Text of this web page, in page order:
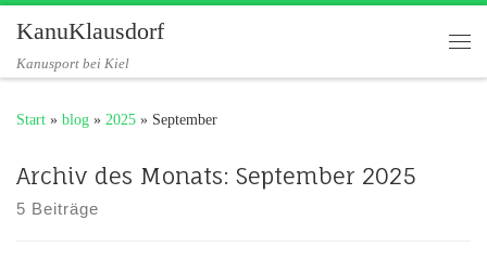
Zum Inhalt springen
KanuKlausdorf
Kanusport bei Kiel
Start » blog » 2025 » September
Archiv des Monats: September 2025
5 Beiträge